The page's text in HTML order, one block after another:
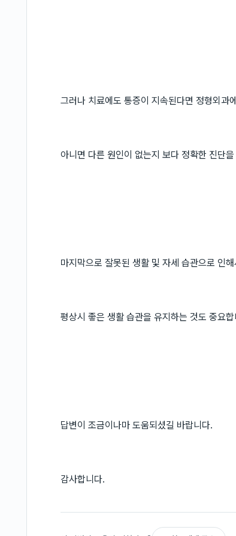
그러나 치료에도 통증이 지속된다면 정형외과
아니면 다른 원인이 없는지 보다 정확한 진단
마지막으로 잘못된 생활 및 자세 습관으로 인
평상시 좋은 생활 습관을 유지하는 것도 중요합
답변이 조금이나마 도움되셨길 바랍니다.
감사합니다.